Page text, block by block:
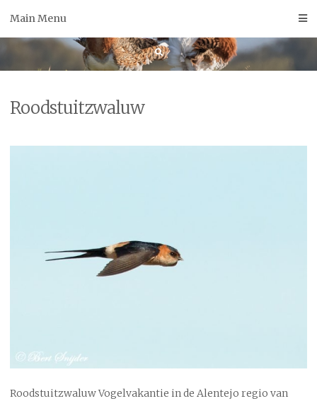
Main Menu
Roodstuitzwaluw
Roodstuitzwaluw Vogelvakantie in de Alentejo regio van